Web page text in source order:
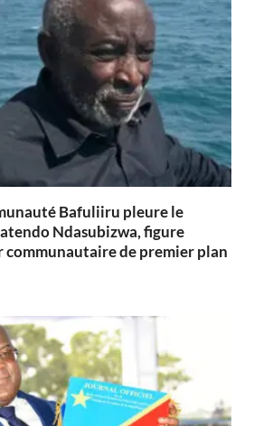
Bafuliiru pleure le
Ndasubizwa, figure
communautaire de premier plan